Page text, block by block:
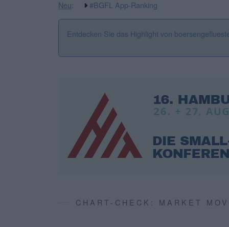
Neu: #BGFL App-Ranking
Entdecken Sie das Highlight von
CHART-CHECK: MARKET